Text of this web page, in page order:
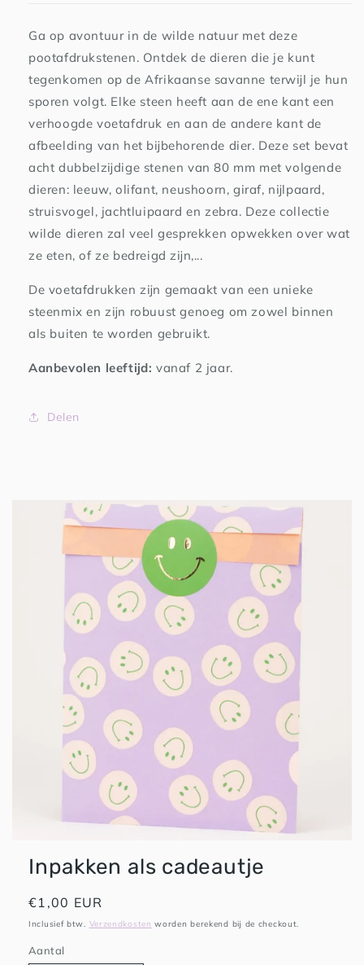
Ga op avontuur in de wilde natuur met deze
pootafdrukstenen. Ontdek de dieren die je kunt
tegenkomen op de Afrikaanse savanne terwijl je hun
sporen volgt. Elke steen heeft aan de ene kant een
verhoogde voetafdruk en aan de andere kant de
afbeelding van het bijbehorende dier. Deze set bevat
acht dubbelzijdige stenen van 80 mm met volgende
dieren: leeuw, olifant, neushoorn, giraf, nijlpaard,
struisvogel, jachtluipaard en zebra. Deze collectie
wilde dieren zal veel gesprekken opwekken over wat
ze eten, of ze bedreigd zijn,...
De voetafdrukken zijn gemaakt van een unieke
steenmix en zijn robuust genoeg om zowel binnen
als buiten te worden gebruikt.
Aanbevolen leeftijd: vanaf 2 jaar.
Delen
Inpakken als cadeautje
Normale
prijs
€1,00 EUR
Inclusief btw. Verzendkosten worden berekend bij de checkout.
Aantal